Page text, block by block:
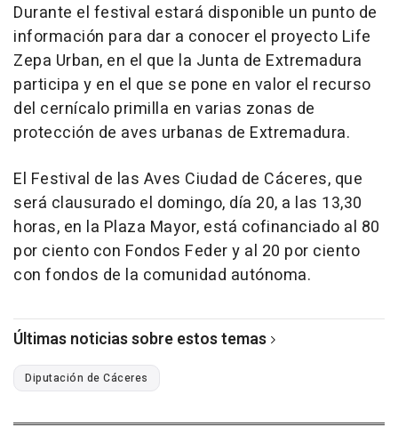
Durante el festival estará disponible un punto de
información para dar a conocer el proyecto Life
Zepa Urban, en el que la Junta de Extremadura
participa y en el que se pone en valor el recurso
del cernícalo primilla en varias zonas de
protección de aves urbanas de Extremadura.
El Festival de las Aves Ciudad de Cáceres, que
será clausurado el domingo, día 20, a las 13,30
horas, en la Plaza Mayor, está cofinanciado al 80
por ciento con Fondos Feder y al 20 por ciento
con fondos de la comunidad autónoma.
Últimas noticias sobre estos temas
Diputación de Cáceres